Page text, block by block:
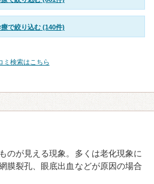
療で絞り込む (140件)
ミ検索はこちら
のが見える現象。多くは老化現象に
膜裂孔、眼底出血などが原因の場合